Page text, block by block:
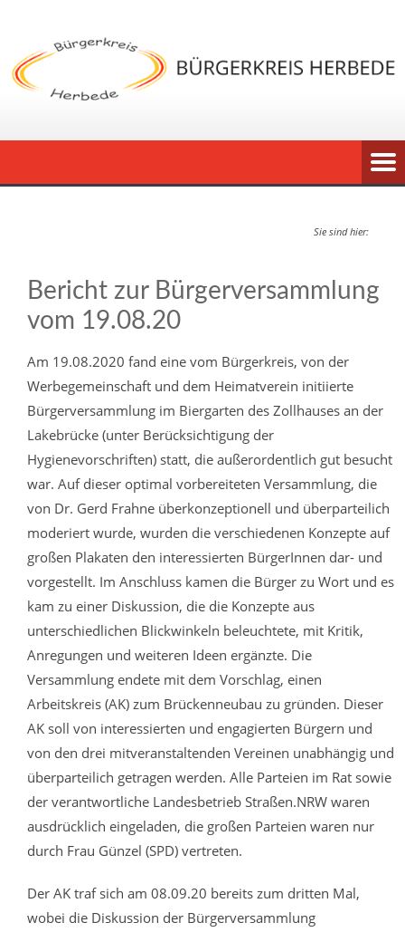
Sie sind hier:
Bericht zur Bürgerversammlung
vom 19.08.20
Am 19.08.2020 fand eine vom Bürgerkreis, von der
Werbegemeinschaft und dem Heimatverein initiierte
Bürgerversammlung im Biergarten des Zollhauses an der
Lakebrücke (unter Berücksichtigung der
Hygienevorschriften) statt, die außerordentlich gut besucht
war. Auf dieser optimal vorbereiteten Versammlung, die
von Dr. Gerd Frahne überkonzeptionell und überparteilich
moderiert wurde, wurden die verschiedenen Konzepte auf
großen Plakaten den interessierten BürgerInnen dar- und
vorgestellt. Im Anschluss kamen die Bürger zu Wort und es
kam zu einer Diskussion, die die Konzepte aus
unterschiedlichen Blickwinkeln beleuchtete, mit Kritik,
Anregungen und weiteren Ideen ergänzte. Die
Versammlung endete mit dem Vorschlag, einen
Arbeitskreis (AK) zum Brückenneubau zu gründen. Dieser
AK soll von interessierten und engagierten Bürgern und
von den drei mitveranstaltenden Vereinen unabhängig und
überparteilich getragen werden. Alle Parteien im Rat sowie
der verantwortliche Landesbetrieb Straßen.NRW waren
ausdrücklich eingeladen, die großen Parteien waren nur
durch Frau Günzel (SPD) vertreten.
Der AK traf sich am 08.09.20 bereits zum dritten Mal,
wobei die Diskussion der Bürgerversammlung